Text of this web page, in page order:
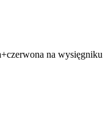
na wysięgniku